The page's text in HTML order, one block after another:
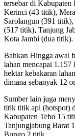
tersebar di
Kerinci (43 titik),
Sarolangun (391
(517 titik), Tanjung
Kota Jambi (dua titik).
Bahkan Hingga awal
lahan mencapai
hektar kebakaran
dimana sebanyak 12
Sumber lain juga
titik titik api (hotspot)
Kabupaten Tebo 15
Tanjungjabung Barat
Bungo 2 titik.